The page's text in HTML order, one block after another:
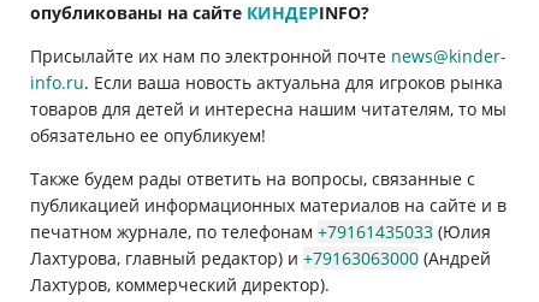
опубликованы на сайте КИНДЕРINFO?
Присылайте их нам по электронной почте news@kinder-
info.ru. Если ваша новость актуальна для игроков рынка
товаров для детей и интересна нашим читателям, то мы
обязательно ее опубликуем!
Также будем рады ответить на вопросы, связанные с
публикацией информационных материалов на сайте и в
печатном журнале, по телефонам +79161435033 (Юлия
Лахтурова, главный редактор) и +79163063000 (Андрей
Лахтуров, коммерческий директор).